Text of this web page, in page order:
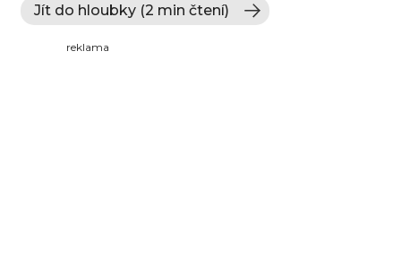
Jít do hloubky (2 min čtení)
reklama